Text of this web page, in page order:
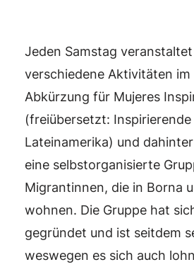
Jeden Samstag
verschiedene Aktivitäten im
Abkürzung für Mujeres
(freiübersetzt: Inspirierende
Lateinamerika) und
eine selbstorganisierte
Migrantinnen, die in Borna
wohnen. Die Gruppe hat
gegründet und ist seitdem
weswegen es sich auch